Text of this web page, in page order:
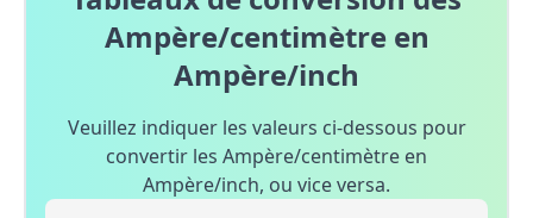
Ampère/centimètre en
Ampère/inch
Veuillez indiquer les valeurs ci-dessous pour
convertir les Ampère/centimètre en
Ampère/inch, ou vice versa.